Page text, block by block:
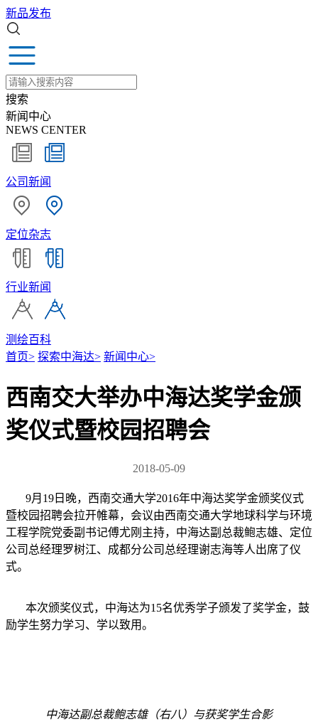
新品发布
搜索
新闻中心
NEWS CENTER
公司新闻
定位杂志
行业新闻
测绘百科
首页> 探索中海达> 新闻中心>
西南交大举办中海达奖学金颁
奖仪式暨校园招聘会
2018-05-09
9月19日晚，西南交通大学2016年中海达奖学金颁奖仪式
暨校园招聘会拉开帷幕，会议由西南交通大学地球科学与环境
工程学院党委副书记傅尤刚主持，中海达副总裁鲍志雄、定位
公司总经理罗树江、成都分公司总经理谢志海等人出席了仪
式。
本次颁奖仪式，中海达为15名优秀学子颁发了奖学金，鼓
励学生努力学习、学以致用。
中海达副总裁鲍志雄（右八）与获奖学生合影